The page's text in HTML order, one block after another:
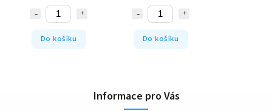
Do košíku Do košíku
Informace pro Vás